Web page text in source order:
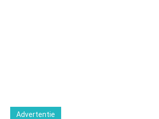
Advertentie